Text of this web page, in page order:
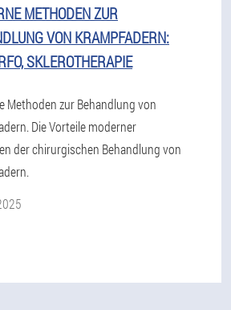
METHODEN ZUR
VON KRAMPFADERN:
SKLEROTHERAPIE
Methoden zur Behandlung von
Die Vorteile moderner
der chirurgischen Behandlung von